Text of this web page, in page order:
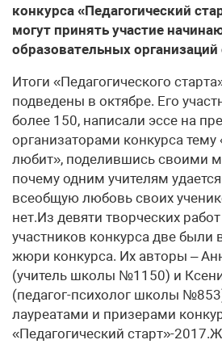
конкурса «Педагогический
могут принять участие
образовательных
Итоги «Педагогического
подведены в октябре. Его
более 150, написали эссе на
организаторами конкурса
любит», поделившись своими
почему одним учителям
всеобщую любовь своих
нет.Из девяти творческих
участников конкурса две
жюри конкурса. Их авторы –
(учитель школы №1150) и
(педагог-психолог школы
лауреатами и призерами
«Педагогический старт»-